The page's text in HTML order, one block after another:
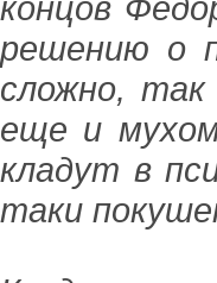
решению о
сложно, так
еще и
кладут в
таки